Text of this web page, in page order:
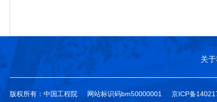
关
版权所有：中国工程院 网站标识码bm50000001
京ICP备